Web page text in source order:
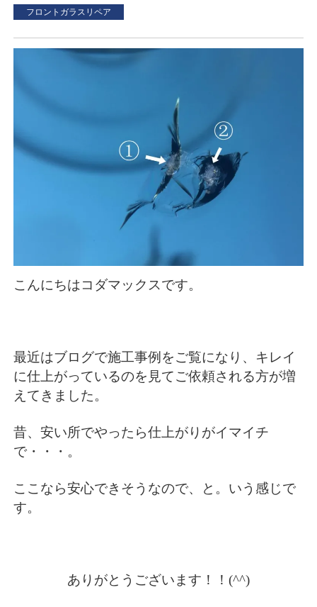
フロントガラスリペア
こんにちはコダマックスです。
最近はブログで施工事例をご覧になり、キレイ
に仕上がっているのを見てご依頼される方が増
えてきました。
昔、安い所でやったら仕上がりがイマイチ
で・・・。
ここなら安心できそうなので、と。いう感じで
す。
ありがとうございます！！(^^)